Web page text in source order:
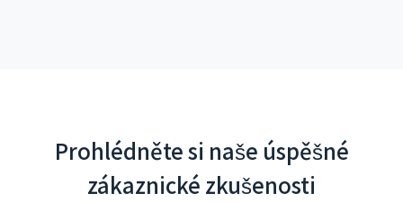
Prohlédněte si naše úspěšné
zákaznické zkušenosti